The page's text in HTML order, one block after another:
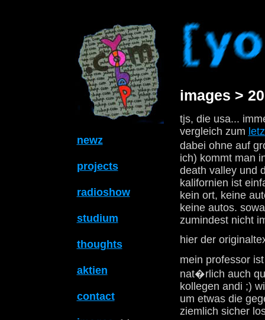
newz
projects
radioshow
studium
thoughts
aktien
contact
images >
tjs, die usa...
vergleich zum
dabei ohne auf
ich) kommt man
death valley und
kalifornien ist
kein ort, keine
keine autos.
zumindest nicht
hier der
mein professor
nat�rlich auch
kollegen andi ;)
um etwas die
ziemlich sicher